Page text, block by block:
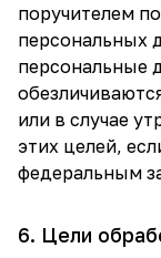
поручителем
персональных
персональные
или в случае
этих целей,
федеральным
6. Цели